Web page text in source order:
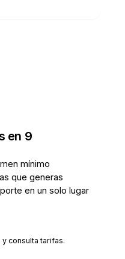
en 9
mínimo
que generas
en un solo lugar
consulta tarifas.